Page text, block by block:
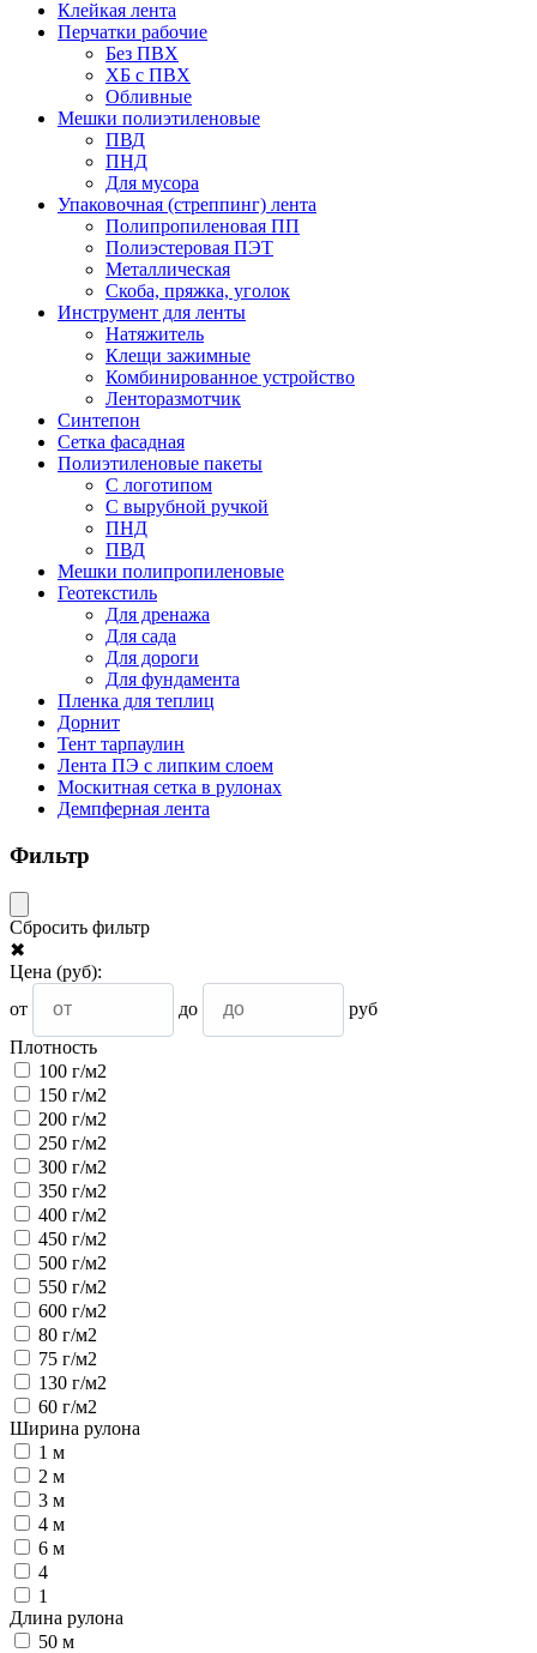
Клейкая лента
Перчатки рабочие
Без ПВХ
ХБ с ПВХ
Обливные
Мешки полиэтиленовые
ПВД
ПНД
Для мусора
Упаковочная (стреппинг) лента
Полипропиленовая ПП
Полиэстеровая ПЭТ
Металлическая
Скоба, пряжка, уголок
Инструмент для ленты
Натяжитель
Клещи зажимные
Комбинированное устройство
Ленторазмотчик
Синтепон
Сетка фасадная
Полиэтиленовые пакеты
С логотипом
С вырубной ручкой
ПНД
ПВД
Мешки полипропиленовые
Геотекстиль
Для дренажа
Для сада
Для дороги
Для фундамента
Пленка для теплиц
Дорнит
Тент тарпаулин
Лента ПЭ с липким слоем
Москитная сетка в рулонах
Демпферная лента
Фильтр
Сбросить фильтр
✖
Цена (руб):
от
до
руб
Плотность
100 г/м2
150 г/м2
200 г/м2
250 г/м2
300 г/м2
350 г/м2
400 г/м2
450 г/м2
500 г/м2
550 г/м2
600 г/м2
80 г/м2
75 г/м2
130 г/м2
60 г/м2
Ширина рулона
1 м
2 м
3 м
4 м
6 м
4
1
Длина рулона
50 м